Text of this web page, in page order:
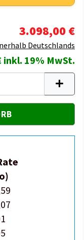
3.098,00 €
Deutschlands
inkl. 19% MwSt.